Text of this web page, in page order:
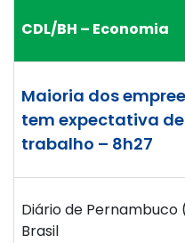
CDL/BH – Economia
Maioria dos
tem expectativa
trabalho – 8h27
Diário de Pernambuco
Brasil